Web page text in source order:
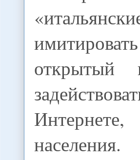
открытый
населения.